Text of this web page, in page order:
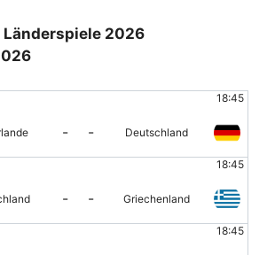
2026
18:45
- - Deutschland
18:45
- - Griechenland
18:45